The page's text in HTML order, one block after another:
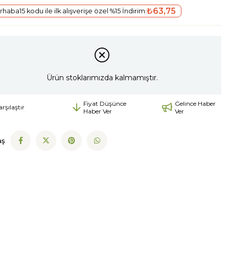
kodu ile ilk alışverişe özel %15 İndirim:₺63,75
Ürün stoklarımızda kalmamıştır.
Fiyat Düşünce
Haber Ver
Gelince Haber
Ver